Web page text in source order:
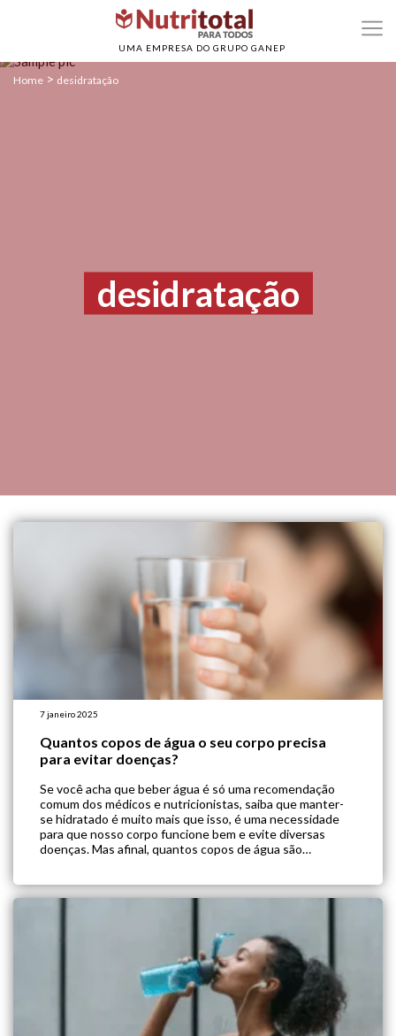
UMA EMPRESA DO GRUPO GANEP
Home > desidratação
desidratação
7 janeiro 2025
Quantos copos de água o seu corpo precisa
para evitar doenças?
Se você acha que beber água é só uma recomendação
comum dos médicos e nutricionistas, saiba que manter-
se hidratado é muito mais que isso, é uma necessidade
para que nosso corpo funcione bem e evite diversas
doenças. Mas afinal, quantos copos de água são